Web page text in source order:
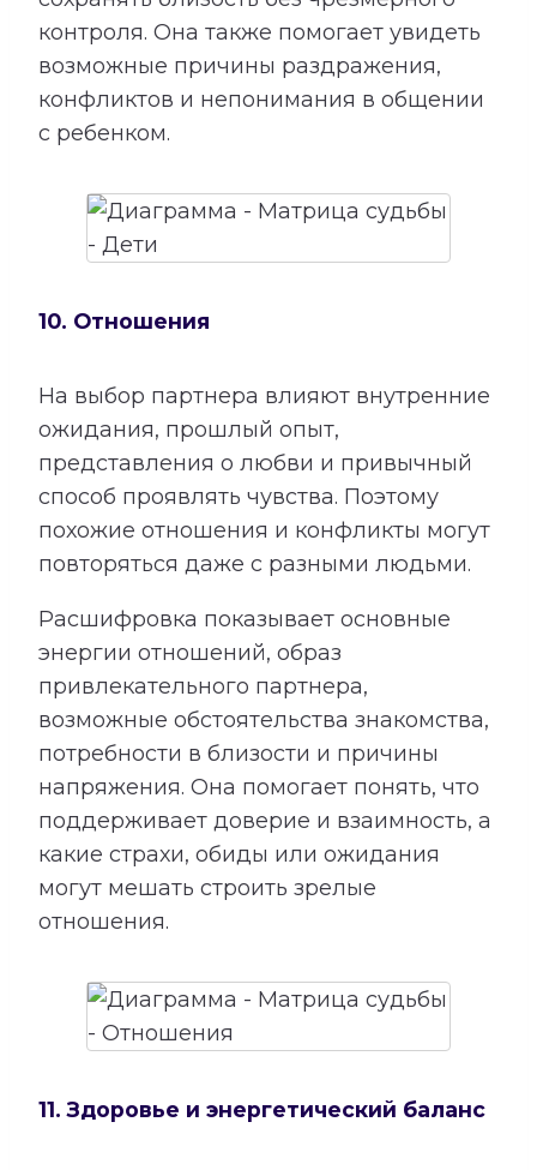
контроля. Она также помогает увидеть
возможные причины раздражения,
конфликтов и непонимания в общении
с ребенком.
10. Отношения
На выбор партнера влияют внутренние
ожидания, прошлый опыт,
представления о любви и привычный
способ проявлять чувства. Поэтому
похожие отношения и конфликты могут
повторяться даже с разными людьми.
Расшифровка показывает основные
энергии отношений, образ
привлекательного партнера,
возможные обстоятельства знакомства,
потребности в близости и причины
напряжения. Она помогает понять, что
поддерживает доверие и взаимность, а
какие страхи, обиды или ожидания
могут мешать строить зрелые
отношения.
11. Здоровье и энергетический баланс